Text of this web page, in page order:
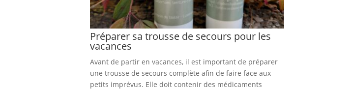
Préparer sa trousse de secours pour les
vacances
Avant de partir en vacances, il est important de préparer
une trousse de secours complète afin de faire face aux
petits imprévus. Elle doit contenir des médicaments